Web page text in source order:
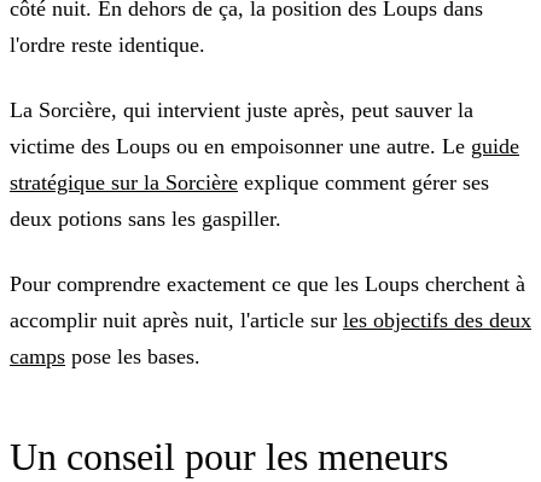
côté nuit. En dehors de ça, la position des Loups dans
l'ordre reste identique.
La Sorcière, qui intervient juste après, peut sauver la
victime des Loups ou en empoisonner une autre. Le guide
stratégique sur la Sorcière explique comment gérer ses
deux potions sans les gaspiller.
Pour comprendre exactement ce que les Loups cherchent à
accomplir nuit après nuit, l'article sur les objectifs des deux
camps pose les bases.
Un conseil pour les meneurs